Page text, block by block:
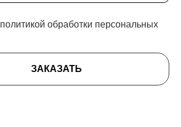
политикой обработки персональных
ЗАКАЗАТЬ